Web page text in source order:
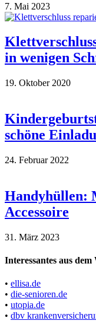
7. Mai 2023
in wenigen
19. Oktober 2020
schöne
24. Februar 2022
Handyhüllen:
Accessoire
31. März 2023
Interessantes aus dem
• ellisa.de
• die-senioren.de
• utopia.de
• dbv